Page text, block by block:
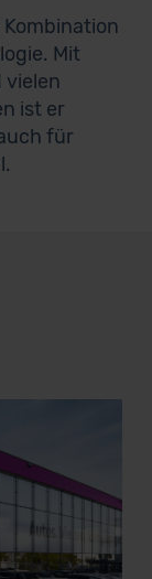
Mit
vielen
ist er
für